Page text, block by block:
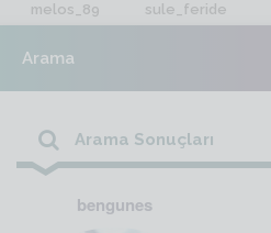
melos_89 sule_feride
Arama
Arama Sonuçları
bengunes